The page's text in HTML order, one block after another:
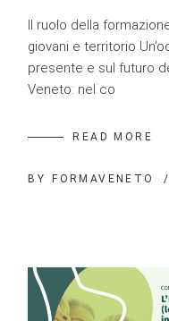
Il ruolo della
giovani e territorio
presente e sul futuro
Veneto: nel co
READ MORE
BY FORMAVENETO